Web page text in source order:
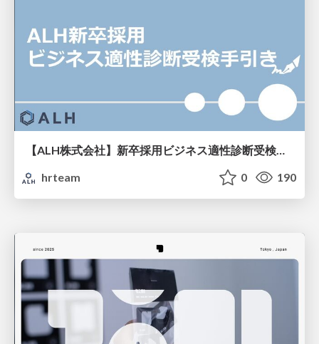
【ALH株式会社】新卒採用ビジネス適性診断受検手引き
hrteam
0 190